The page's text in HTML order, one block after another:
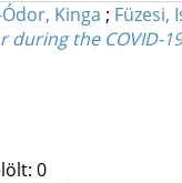
Kinga ; Füzesi,
during the COVID-
0